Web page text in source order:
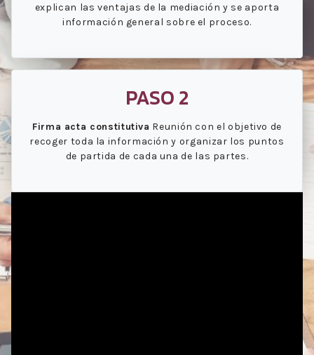
explican las ventajas de la mediación y se aporta
información general sobre el proceso.
PASO 2
Firma acta constitutiva Reunión con el objetivo de
recoger toda la información y organizar los puntos
de partida de cada una de las partes.